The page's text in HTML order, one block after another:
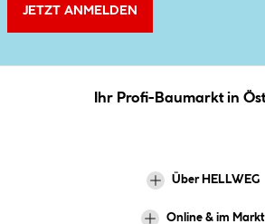
JETZT ANMELDEN
Ihr Profi-Baumarkt in
Über HELLWEG
Online & im Markt